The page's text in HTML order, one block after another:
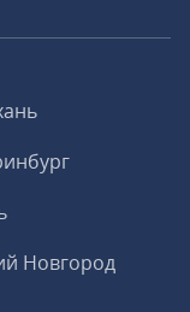
Новгород